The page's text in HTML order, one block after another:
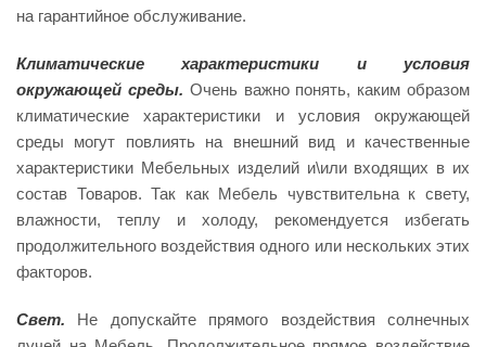
на гарантийное обслуживание.
Климатические характеристики и условия
окружающей среды. Очень важно понять, каким образом
климатические характеристики и условия окружающей
среды могут повлиять на внешний вид и качественные
характеристики Мебельных изделий и\или входящих в их
состав Товаров. Так как Мебель чувствительна к свету,
влажности, теплу и холоду, рекомендуется избегать
продолжительного воздействия одного или нескольких этих
факторов.
Свет. Не допускайте прямого воздействия солнечных